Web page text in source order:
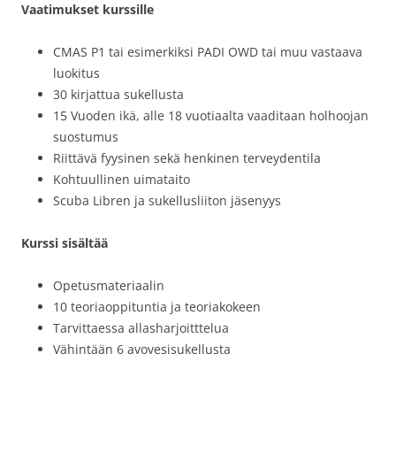
Vaatimukset kurssille
CMAS P1 tai esimerkiksi PADI OWD tai muu vastaava
luokitus
30 kirjattua sukellusta
15 Vuoden ikä, alle 18 vuotiaalta vaaditaan holhoojan
suostumus
Riittävä fyysinen sekä henkinen terveydentila
Kohtuullinen uimataito
Scuba Libren ja sukellusliiton jäsenyys
Kurssi sisältää
Opetusmateriaalin
10 teoriaoppituntia ja teoriakokeen
Tarvittaessa allasharjoitttelua
Vähintään 6 avovesisukellusta